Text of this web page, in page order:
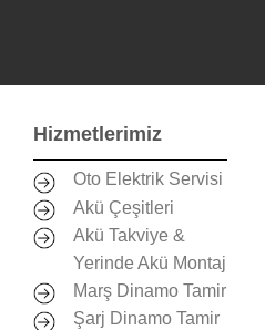
Hizmetlerimiz
Oto Elektrik Servisi
Akü Çeşitleri
Akü Takviye &
Yerinde Akü Montaj
Marş Dinamo Tamir
Şarj Dinamo Tamir